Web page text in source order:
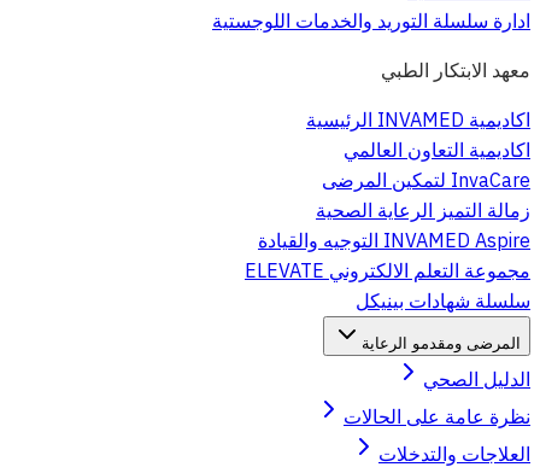
ادارة سلسلة التوريد والخدمات اللوجستية
معهد الابتكار الطبي
اكاديمية INVAMED الرئيسية
اكاديمية التعاون العالمي
InvaCare لتمكين المرضى
زمالة التميز الرعاية الصحية
INVAMED Aspire التوجيه والقيادة
مجموعة التعلم الالكتروني ELEVATE
سلسلة شهادات بينيكل
المرضى ومقدمو الرعاية
الدليل الصحي
نظرة عامة على الحالات
العلاجات والتدخلات